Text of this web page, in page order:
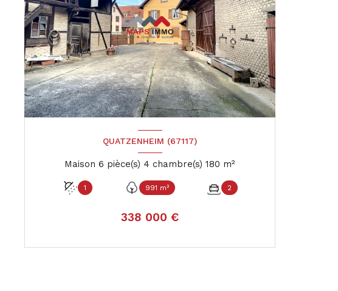
QUATZENHEIM (67117)
Maison 6 pièce(s) 4 chambre(s) 180 m²
1 991 m² 2
338 000 €
VOIR LE BIEN